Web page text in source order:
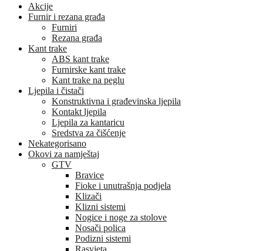
Akcije
Furnir i rezana građa
Furniri
Rezana građa
Kant trake
ABS kant trake
Furnirske kant trake
Kant trake na peglu
Ljepila i čistači
Konstruktivna i građevinska ljepila
Kontakt ljepila
Ljepila za kantaricu
Sredstva za čišćenje
Nekategorisano
Okovi za namještaj
GTV
Bravice
Fioke i unutrašnja podjela
Klizači
Klizni sistemi
Nogice i noge za stolove
Nosači polica
Podizni sistemi
Rasvjeta